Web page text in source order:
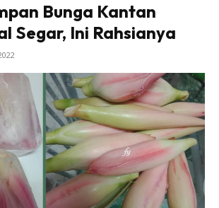
Makan
Design
Makan
Bunga Kantan
Segar, Ini Rahsianya